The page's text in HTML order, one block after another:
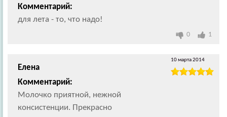
Комментарий:
для лета - то, что надо!
0 1
Елена
Комментарий:
Молочко приятной, нежной
консистенции. Прекрасно
10 марта 2014